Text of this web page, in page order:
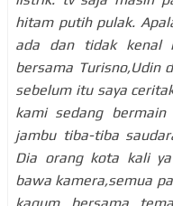
hitam putih pulak.
ada dan tidak kenal
bersama Turisno,Udin
sebelum itu saya
kami sedang
jambu tiba-tiba
Dia orang kota kali
bawa kamera,semua
kagum bersama